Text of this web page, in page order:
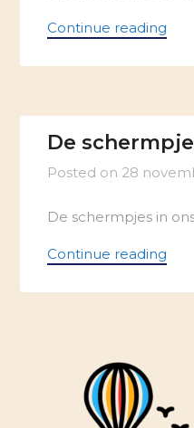
Continue reading
De
Posted on 28
De schermpjes in
Continue reading